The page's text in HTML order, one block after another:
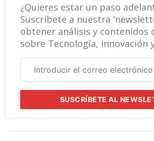
¿Quieres estar un paso
Suscríbete a nuestra
obtener análisis y contenidos
sobre Tecnología, Innovación
electrónico
SUSCRÍBETEAL